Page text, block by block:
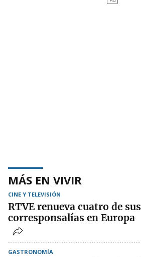
MÁS EN VIVIR
CINE Y TELEVISIÓN
RTVE renueva cuatro de sus
corresponsalías en Europa
GASTRONOMÍA